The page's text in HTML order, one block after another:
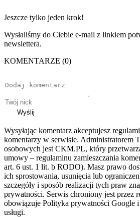
Jeszcze tylko jeden krok!
Wysłaliśmy do Ciebie e-mail z linkiem
newslettera.
KOMENTARZE (0)
Wyślij
Wysyłając komentarz akceptujesz
komentarzy w serwisie. Administratorem
osobowych jest CKM.PL, który
umowy – regulaminu zamieszczania
art. 6 ust. 1 lit. b RODO). Masz prawo
ich sprostowania, usunięcia lub
szczegóły i sposób realizacji tych praw
prywatności. Serwis chroniony jest przez
obowiązuje Polityka prywatności Google
usługi.